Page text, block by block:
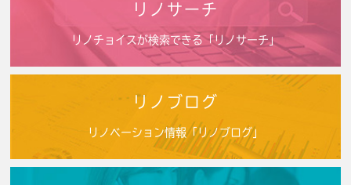
リノサーチ
リノチョイスが検索できる「リノサーチ」
リノブログ
リノベーション情報「リノブログ」